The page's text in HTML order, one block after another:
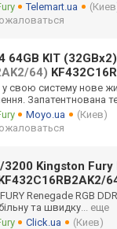
Telemart.ua
KIT
64)
у свою систему нове
я. Запатентнована
Moyo.ua
(Киев)
Kingston Fury
Renegade RGB
та швидку... еще
Click.ua
(Киев)